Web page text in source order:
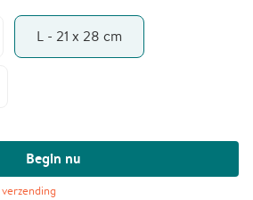
L - 21 x 28 cm
Begin nu
verzending